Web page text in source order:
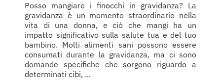
Posso mangiare i finocchi in gravidanza? La
gravidanza è un momento straordinario nella
vita di una donna, e ciò che mangi ha un
impatto significativo sulla salute tua e del tuo
bambino. Molti alimenti sani possono essere
consumati durante la gravidanza, ma ci sono
domande specifiche che sorgono riguardo a
determinati cibi, ...